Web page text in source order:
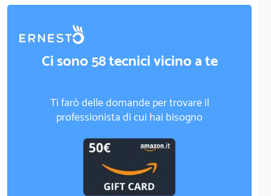
Ci sono 58 tecnici vicino a te
Ti farò delle domande per trovare il
professionista di cui hai bisogno